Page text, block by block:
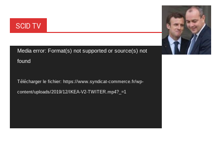
SCID TV
Lecteur
vidéo
Media error: Format(s) not supported or source(s) not
found
Télécharger le fichier: https://www.syndicat-commerce.fr/wp-
content/uploads/2019/12/IKEA-V2-TWITER.mp4?_=1